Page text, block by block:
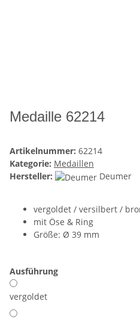
Medaille 62214
Artikelnummer: 62214
Kategorie: Medaillen
Hersteller:
Deumer
vergoldet / versilbert /
mit Öse & Ring
Größe: Ø 39 mm
Ausführung
vergoldet